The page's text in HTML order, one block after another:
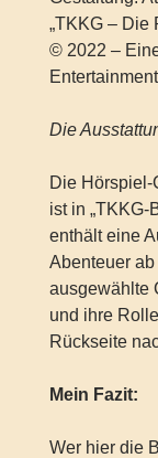
„TKKG – Die
© 2022 –
Die
Die Hörspiel-
ist in „TKKG-
enthält eine
Abenteuer
ausgewählte
und ihre
Rückseite
Mein Fazit:
Wer hier die